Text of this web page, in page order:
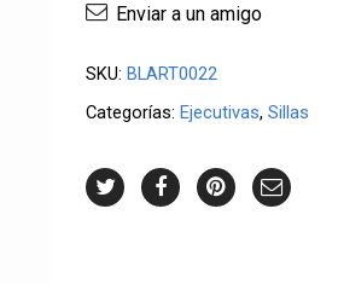
Enviar a un amigo
SKU: BLART0022
Categorías: Ejecutivas, Sillas